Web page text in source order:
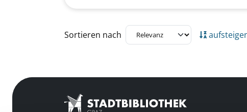
Zu den Suchfiltern springen
Sortieren nach